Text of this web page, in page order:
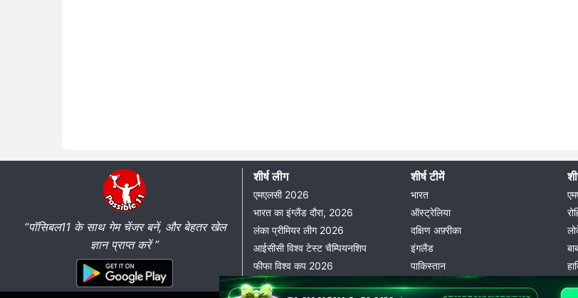
“पॉसिबल11 के साथ गेम चेंजर बनें, और बेहतर खेल
ज्ञान प्राप्त करें ”
शीर्ष लीग
एमएलसी 2026
भारत का इंग्लैंड दौरा, 2026
लंका प्रीमियर लीग 2026
आईसीसी विश्व टेस्ट चैम्पियनशिप
फीफा विश्व कप 2026
शीर्ष टीमें
भारत
ऑस्ट्रेलिया
दक्षिण अफ़्रीका
इंगलैंड
पाकिस्तान